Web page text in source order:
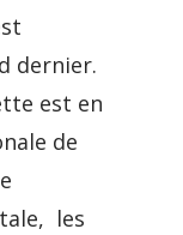
dernier.
est en
de
les